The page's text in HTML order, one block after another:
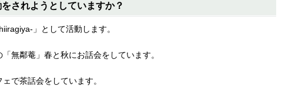
されようとしていますか？
」として活動します。
無鄰菴」春と秋にお話会をしています。
で茶話会をしています。